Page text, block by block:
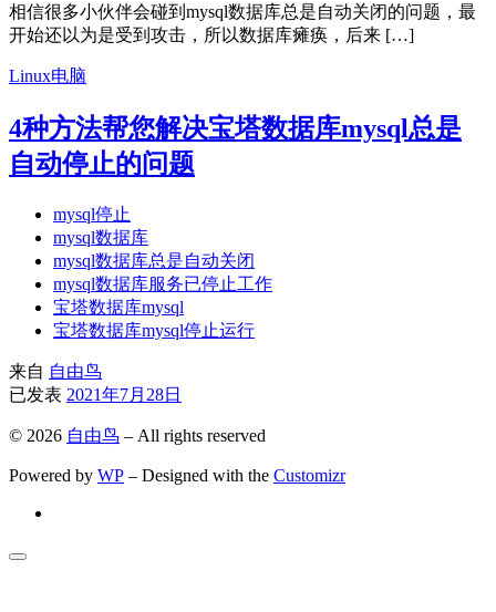
相信很多小伙伴会碰到mysql数据库总是自动关闭的问题，最
开始还以为是受到攻击，所以数据库瘫痪，后来 […]
Linux电脑
4种方法帮您解决宝塔数据库mysql总是
自动停止的问题
mysql停止
mysql数据库
mysql数据库总是自动关闭
mysql数据库服务已停止工作
宝塔数据库mysql
宝塔数据库mysql停止运行
来自 自由鸟
已发表 2021年7月28日
© 2026 自由鸟 – All rights reserved
Powered by WP – Designed with the Customizr